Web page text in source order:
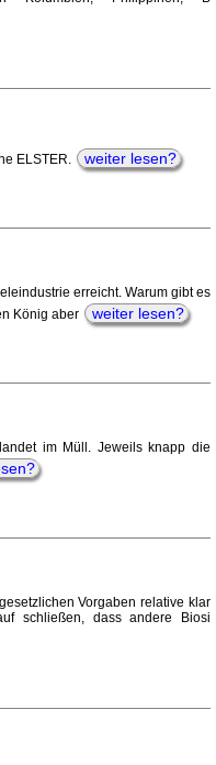
ELSTER.
weiter lesen?
erreicht. Warum gibt es
König aber
weiter lesen?
im Müll. Jeweils knapp die
Vorgaben relative klar
schließen, dass andere Biosi